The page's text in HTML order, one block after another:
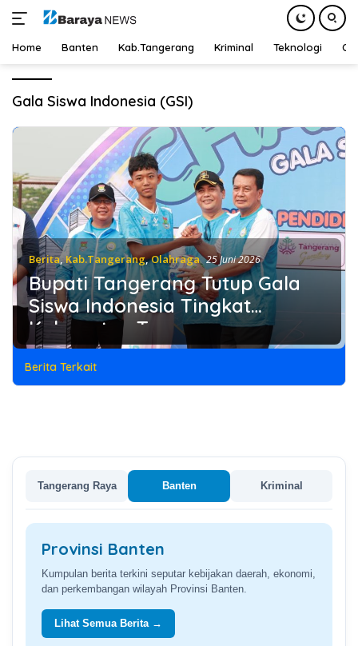
konten
Home Banten Kab.Tangerang Kriminal Teknologi
Gala Siswa Indonesia (GSI)
Berita,Kab.Tangerang,Olahraga 25 Juni 2026
Bupati Tangerang Tutup Gala
Siswa Indonesia Tingkat
Kabupaten Tangerang
Berita Terkait
Tangerang Raya Banten Kriminal
Provinsi Banten
Kumpulan berita terkini seputar kebijakan daerah, ekonomi,
dan perkembangan wilayah Provinsi Banten.
Lihat Semua Berita →